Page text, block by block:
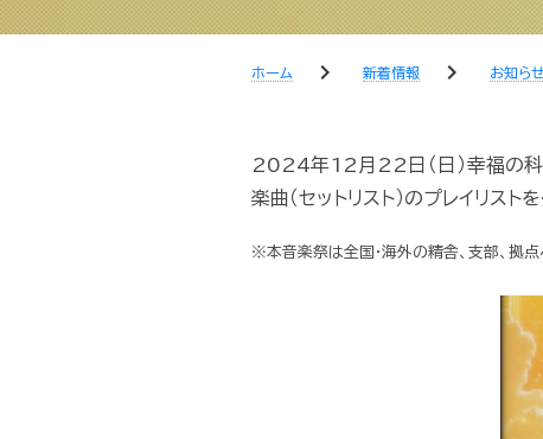
ホーム chevron_right 新着情報 chevron_right お知らせ
2024年12月22日（日）幸福の科
楽曲（セットリスト）のプレイリスト
※本音楽祭は全国・海外の精舎、支部、拠